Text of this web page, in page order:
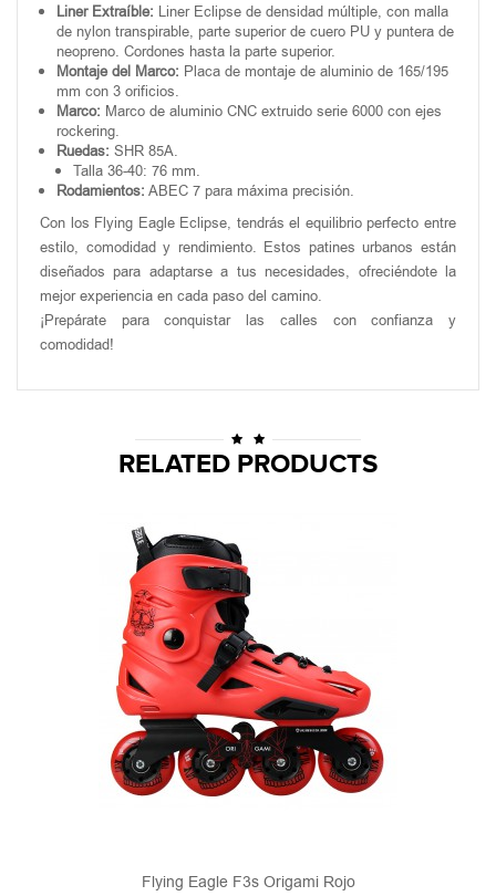
Liner Extraíble: Liner Eclipse de densidad múltiple, con malla
de nylon transpirable, parte superior de cuero PU y puntera de
neopreno. Cordones hasta la parte superior.
Montaje del Marco: Placa de montaje de aluminio de 165/195
mm con 3 orificios.
Marco: Marco de aluminio CNC extruido serie 6000 con ejes
rockering.
Ruedas: SHR 85A.
Talla 36-40: 76 mm.
Rodamientos: ABEC 7 para máxima precisión.
Con los Flying Eagle Eclipse, tendrás el equilibrio perfecto entre
estilo, comodidad y rendimiento. Estos patines urbanos están
diseñados para adaptarse a tus necesidades, ofreciéndote la
mejor experiencia en cada paso del camino.
¡Prepárate para conquistar las calles con confianza y
comodidad!
RELATED PRODUCTS
Flying Eagle F3s Origami Rojo